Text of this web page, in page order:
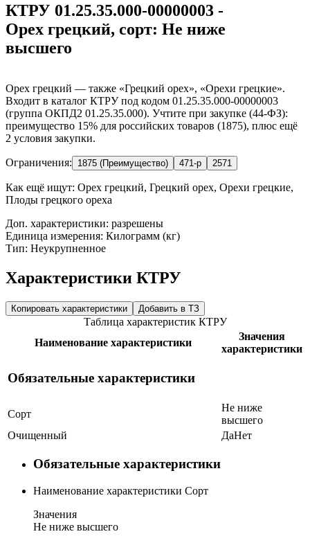
КТРУ 01.25.35.000-00000003 -
Орех грецкий, сорт: Не ниже
высшего
Орех грецкий — также «Грецкий орех», «Орехи грецкие».
Входит в каталог КТРУ под кодом 01.25.35.000-00000003
(группа ОКПД2 01.25.35.000). Учтите при закупке (44-ФЗ):
преимущество 15% для российских товаров (1875), плюс ещё
2 условия закупки.
Ограничения: 1875 (Преимущество) 471-р 2571
Как ещё ищут: Орех грецкий, Грецкий орех, Орехи грецкие,
Плоды грецкого ореха
Доп. характеристики: разрешены
Единица измерения: Килограмм (кг)
Тип: Неукрупненное
Характеристики КТРУ
Копировать характеристики Добавить в ТЗ
Таблица характеристик КТРУ
Наименование характеристики
Значения
характеристики
Обязательные характеристики
Сорт
Не ниже
высшего
Очищенный
ДаНет
Обязательные характеристики
Наименование характеристики Сорт
Значения
Не ниже высшего